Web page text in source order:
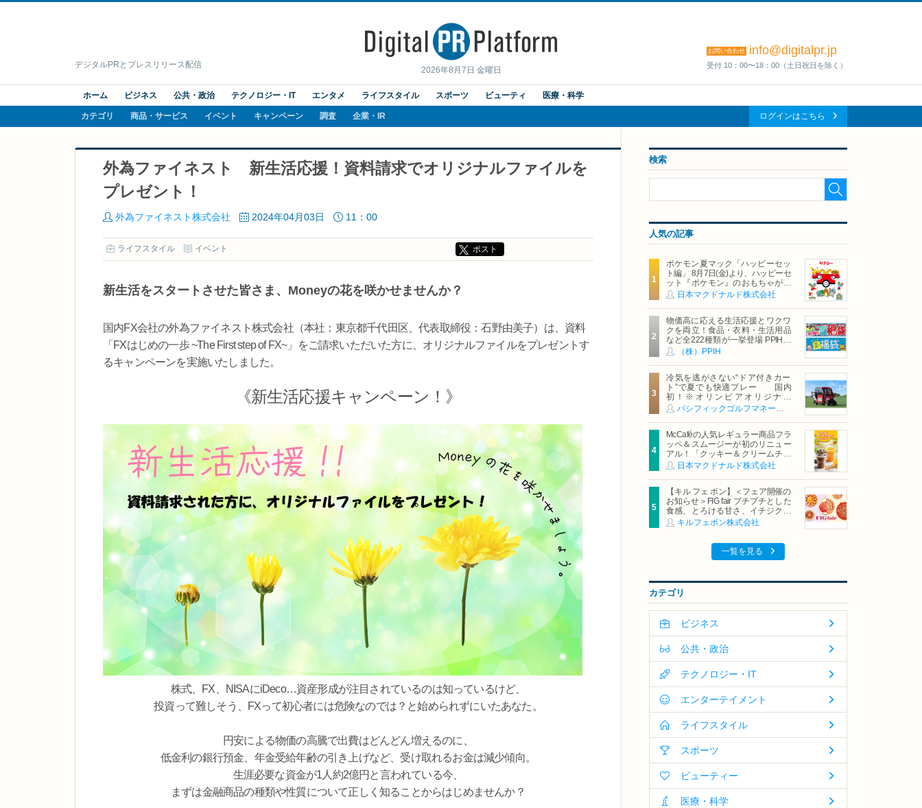
2026年8月7日 金曜日
デジタルPRとプレスリリース配信
お問い合わせ info@digitalpr.jp
受付 10：00〜18：00（土日祝日を除く）
ホーム ビジネス 公共・政治 テクノロジー・IT エンタメ ライフスタイル スポーツ ビューティ 医療・科学
カテゴリ 商品・サービス イベント キャンペーン 調査 企業・IR ログインはこちら
外為ファイネスト 新生活応援！資料請求でオリジナルファイルを
プレゼント！
外為ファイネスト株式会社 2024年04月03日 11：00
ライフスタイル イベント ポスト
新生活をスタートさせた皆さま、Moneyの花を咲かせませんか？
国内FX会社の外為ファイネスト株式会社（本社：東京都千代田区、代表取締役：石野由美子）は、資料
「FXはじめの一歩 ~The First step of FX~」をご請求いただいた方に、オリジナルファイルをプレゼントす
るキャンペーンを実施いたしました。
《新生活応援キャンペーン！》
株式、FX、NISAにiDeco…資産形成が注目されているのは知っているけど、
投資って難しそう、FXって初心者には危険なのでは？と始められずにいたあなた。
円安による物価の高騰で出費はどんどん増えるのに、
低金利の銀行預金、年金受給年齢の引き上げなど、受け取れるお金は減少傾向。
生涯必要な資金が1人約2億円と言われている今、
まずは金融商品の種類や性質について正しく知ることからはじめませんか？
検索
人気の記事
ポケモン夏マック「ハッピーセッ
ト編」 8月7日(金)より、ハッピーセ
ット『ポケモン』のおもちゃが期
間限定登場
日本マクドナルド株式会社
物価高に応える生活応援とワクワ
クを両立！食品・衣料・生活用品
など全222種類が一挙登場 PPIHグ
ループ「夏福袋」＆セール 8月6日
(木)より順次スタート
（株）PPIH
冷気を逃がさない“ドア付きカー
ト”で夏でも快適プレー 国内
初！※オリンピアオリジナル
「AirCon Cart（エアコンカー
ト）」導入 | ＰＧＭ
McCaféの人気レギュラー商品フラ
ッペ＆スムージーが初のリニュー
アル！「クッキー＆クリームチョ
コフラッペ」「マンゴースムージ
ー」8月5日（水）から販売開始
日本マクドナルド株式会社
【キル フェ ボン】＜フェア開催の
お知らせ＞FIG fair プチプチとした
食感、とろける甘さ、イチジクの
魅力をたっぷりと。新作を含め、
イチジク尽くしの全4種が登場8月
キルフェボン株式会社
一覧を見る
カテゴリ
ビジネス
公共・政治
テクノロジー・IT
エンターテイメント
ライフスタイル
スポーツ
ビューティー
医療・科学